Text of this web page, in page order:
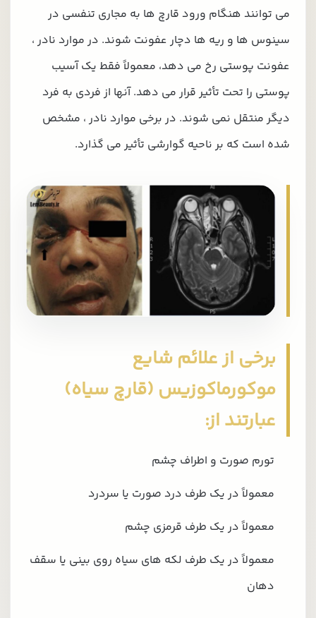
می توانند هنگام ورود قارچ ها به مجاری تنفسی در
سینوس ها و ریه ها دچار عفونت شوند. در موارد نادر ،
عفونت پوستی رخ می دهد، معمولاً فقط یک آسیب
پوستی را تحت تأثیر قرار می دهد. آنها از فردی به فرد
دیگر منتقل نمی شوند. در برخی موارد نادر ، مشخص
شده است که بر ناحیه گوارشی تأثیر می گذارد.
برخی از علائم شایع
موکورماکوزیس (قارچ سیاه)
عبارتند از:
تورم صورت و اطراف چشم
معمولاً در یک طرف درد صورت یا سردرد
معمولاً در یک طرف قرمزی چشم
معمولاً در یک طرف لکه های سیاه روی بینی یا سقف
دهان